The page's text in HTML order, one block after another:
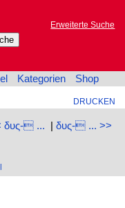
Erweiterte Suche
Kategorien Shop
DRUCKEN
δυς- ... | δυς- ... >>